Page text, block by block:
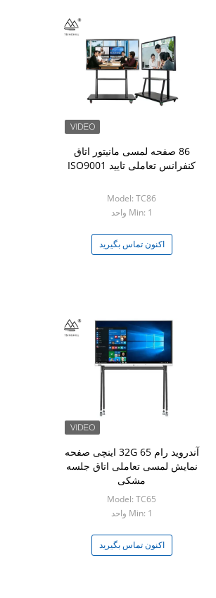
86 صفحه لمسی مانیتور اتاق
کنفرانس تعاملی تایید ISO9001
Model: TC86
Min: 1 واحد
اکنون تماس بگیرید
آندروید رام 32G 65 اینچی صفحه
نمایش لمسی تعاملی اتاق جلسه
مشکی
Model: TC65
Min: 1 واحد
اکنون تماس بگیرید